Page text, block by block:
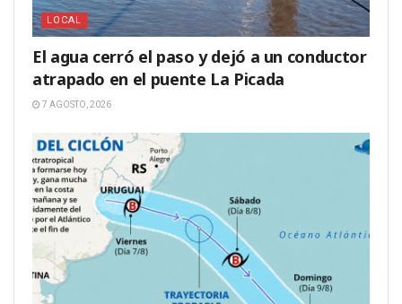
LOCAL
El agua cerró el paso y dejó a un conductor
atrapado en el puente La Picada
7 AGOSTO, 2026